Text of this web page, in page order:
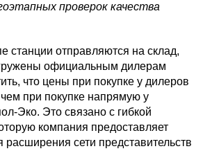
проверок качества
станции отправляются на склад,
официальным дилерам
что цены при покупке у дилеров
при покупке напрямую у
Эко. Это связано с гибкой
компания предоставляет
сети представительств